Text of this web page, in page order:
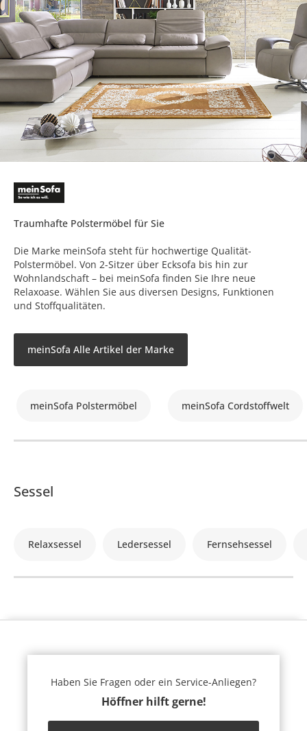
Traumhafte Polstermöbel für Sie
Die Marke meinSofa steht für hochwertige Qualität-
Polstermöbel. Von 2-Sitzer über Ecksofa bis hin zur
Wohnlandschaft – bei meinSofa finden Sie Ihre neue
Relaxoase. Wählen Sie aus diversen Designs, Funktionen
und Stoffqualitäten.
meinSofa Alle Artikel der Marke
meinSofa Polstermöbel meinSofa Cordstoffwelt
Sessel
Relaxsessel Ledersessel Fernsehsessel
Haben Sie Fragen oder ein Service-Anliegen?
Höffner hilft gerne!